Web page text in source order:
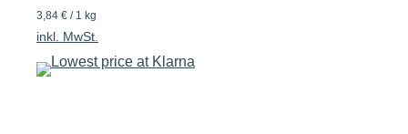
3,84 € / 1 kg
inkl. MwSt.